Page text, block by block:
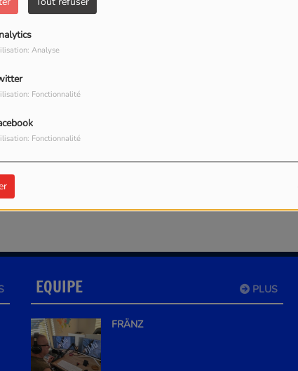
Analyse
Fonctionnalité
Fonctionnalité
commenter cet article
PLUS
EQUIPE
FRÄNZ